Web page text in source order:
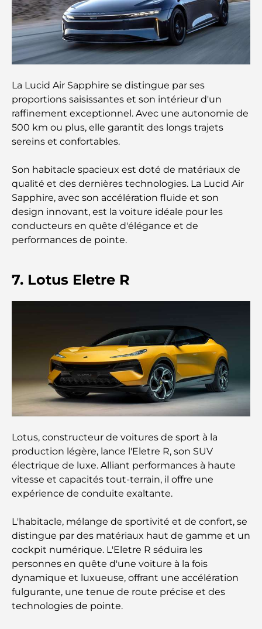
Plateformes de trading aux Émirats arabes unis :
un guide pour les investisseurs modernes
Family Beach Club Dubai : Là où divertissement et
Les meilleures écoles IB à Dubaï : un guide
complet pour les parents
Restaurant de l'Opéra de Dubaï : Quand la
gastronomie rencontre la culture
Les marques de costumes les plus chères qui
définissent le luxe sur mesure
Restaurants de J1 Beach : la nouvelle destination
Les montres Rolex les plus chères jamais vendues
Crèches à Dubai Hills : Guide pour les parents
A Brief Guide to Buying Property in Dubai (2025-
26)
Les meilleurs cafés du centre-ville de Dubaï : le
guide complet des amateurs de café
Les Mercedes les plus chères jamais créées
Déménager à Dubaï depuis l'Australie : Guide
complet du déménagement
Safari de luxe d'une nuit dans le désert de Dubaï :
une escapade haut de gamme
Les voitures les plus chères de Tesla : l'innovation
La Lucid Air Sapphire se distingue par ses
proportions saisissantes et son intérieur d'un
raffinement exceptionnel. Avec une autonomie de
500 km ou plus, elle garantit des longs trajets
sereins et confortables.
Son habitacle spacieux est doté de matériaux de
qualité et des dernières technologies. La Lucid Air
Sapphire, avec son accélération fluide et son
design innovant, est la voiture idéale pour les
conducteurs en quête d'élégance et de
performances de pointe.
7. Lotus Eletre R
Lotus, constructeur de voitures de sport à la
production légère, lance l'Eletre R, son SUV
électrique de luxe. Alliant performances à haute
vitesse et capacités tout-terrain, il offre une
expérience de conduite exaltante.
L'habitacle, mélange de sportivité et de confort, se
distingue par des matériaux haut de gamme et un
cockpit numérique. L'Eletre R séduira les
personnes en quête d'une voiture à la fois
dynamique et luxueuse, offrant une accélération
fulgurante, une tenue de route précise et des
technologies de pointe.